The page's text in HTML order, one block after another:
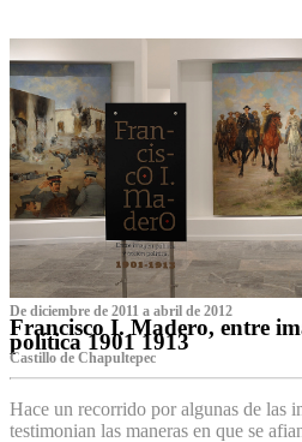
De diciembre de 2011 a abril de 2012
Francisco I. Madero, entre
política 1901 1913
Castillo de Chapultepec
Hace un recorrido por algunas de las
testimonian las maneras en que se